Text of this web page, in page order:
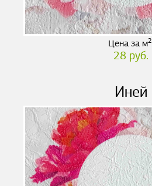
Цена за м2
28 руб.
Иней